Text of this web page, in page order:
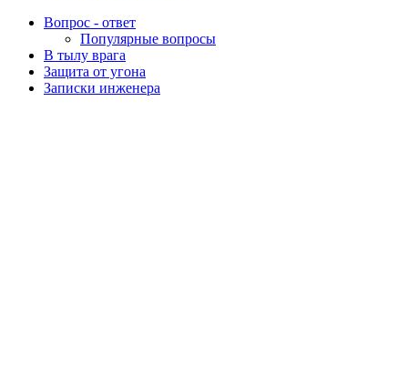
Вопрос - ответ
Популярные вопросы
В тылу врага
Защита от угона
Записки инженера